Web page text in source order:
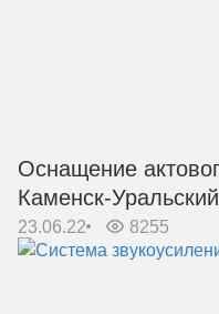
Оснащение
Каменск-Уральский
23.06.22 8255